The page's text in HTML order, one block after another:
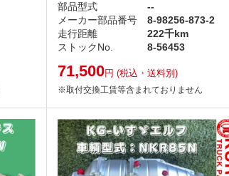
部品型式
--
メーカー部品番号
8-98256-873-2
走行距離
222千km
ストックNo.
8-56453
71,500円 (税込・送料別)
※取付交換工賃等含まれておりません